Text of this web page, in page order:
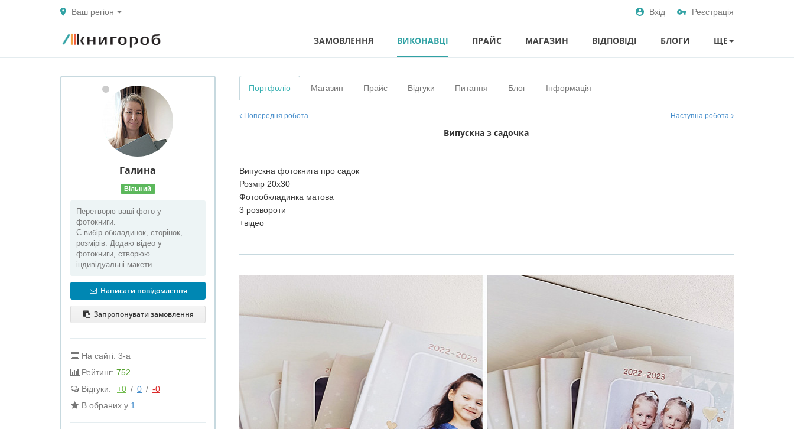
Ваш регіон Вхід Реєстрація
ЗАМОВЛЕННЯ ВИКОНАВЦІ ПРАЙС МАГАЗИН ВІДПОВІДІ БЛОГИ ЩЕ
Галина
Вільний
Перетворю ваші фото у
фотокниги.
Є вибір обкладинок, сторінок,
розмірів. Додаю відео у
фотокниги, створюю
індивідуальні макети.
Написати повідомлення
Запропонувати замовлення
На сайті: 3-а
Рейтинг: 752
Відгуки:
+0 / 0 / -0
В обраних у 1
Портфоліо Магазин Прайс Відгуки Питання Блог Інформація
Попередня робота Наступна робота
Випускна з садочка
Випускна фотокнига про садок
Розмір 20х30
Фотообкладинка матова
3 розвороти
+відео